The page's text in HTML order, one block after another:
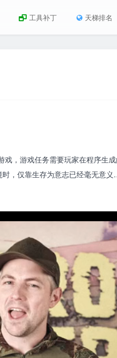
工具补丁 天梯排名
，游戏任务需要玩家在程序生
，仅靠生存为意志已经毫无意